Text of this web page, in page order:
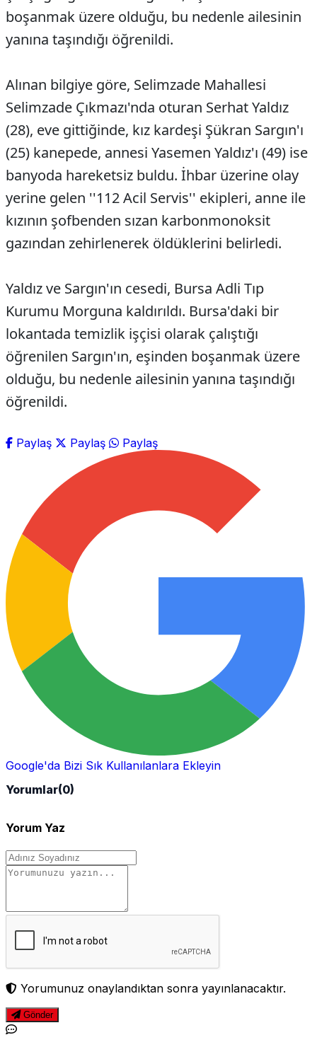
boşanmak üzere olduğu, bu nedenle ailesinin
yanına taşındığı öğrenildi.
Alınan bilgiye göre, Selimzade Mahallesi
Selimzade Çıkmazı'nda oturan Serhat Yaldız
(28), eve gittiğinde, kız kardeşi Şükran Sargın'ı
(25) kanepede, annesi Yasemen Yaldız'ı (49) ise
banyoda hareketsiz buldu. İhbar üzerine olay
yerine gelen ''112 Acil Servis'' ekipleri, anne ile
kızının şofbenden sızan karbonmonoksit
gazından zehirlenerek öldüklerini belirledi.
Yaldız ve Sargın'ın cesedi, Bursa Adli Tıp
Kurumu Morguna kaldırıldı. Bursa'daki bir
lokantada temizlik işçisi olarak çalıştığı
öğrenilen Sargın'ın, eşinden boşanmak üzere
olduğu, bu nedenle ailesinin yanına taşındığı
öğrenildi.
Paylaş Paylaş Paylaş
Google'da Bizi Sık Kullanılanlara Ekleyin
Yorumlar(0)
Yorum Yaz
Yorumunuz onaylandıktan sonra yayınlanacaktır.
Gönder